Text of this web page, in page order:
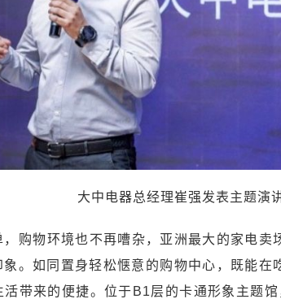
大中电器总经理崔强发表主题演
，购物环境也不再嘈杂，亚洲最大的家电
。如同置身轻松惬意的购物中心，既能在
活带来的便捷。位于B1层的卡通形象主题